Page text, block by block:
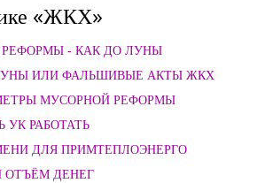
«ЖКХ»
- КАК ДО ЛУНЫ
ИЛИ ФАЛЬШИВЫЕ АКТЫ ЖКХ
МУСОРНОЙ РЕФОРМЫ
УК РАБОТАТЬ
ДЛЯ ПРИМТЕПЛОЭНЕРГО
ДЕНЕГ